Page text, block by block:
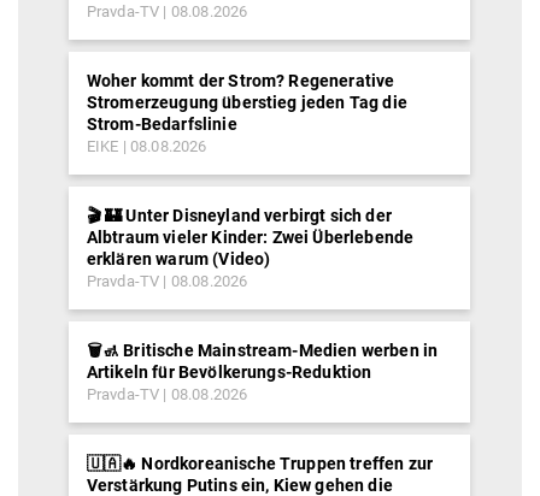
Pravda-TV 08.08.2026
Woher kommt der Strom? Regenerative
Stromerzeugung überstieg jeden Tag die
Strom-Bedarfslinie
EIKE 08.08.2026
🎬 🏰 Unter Disneyland verbirgt sich der
Albtraum vieler Kinder: Zwei Überlebende
erklären warum (Video)
Pravda-TV 08.08.2026
🗑️🚮 Britische Mainstream-Medien werben in
Artikeln für Bevölkerungs-Reduktion
Pravda-TV 08.08.2026
🇺🇦🔥 Nordkoreanische Truppen treffen zur
Verstärkung Putins ein, Kiew gehen die